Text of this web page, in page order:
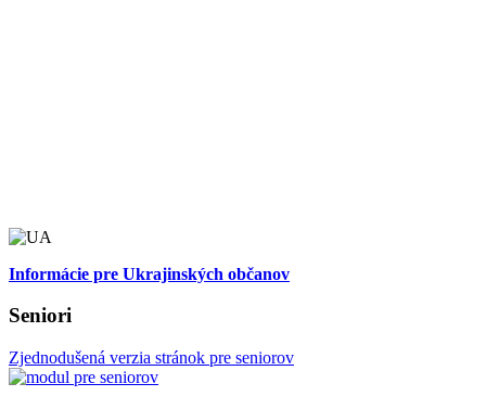
Informácie pre Ukrajinských občanov
Seniori
Zjednodušená verzia stránok pre seniorov